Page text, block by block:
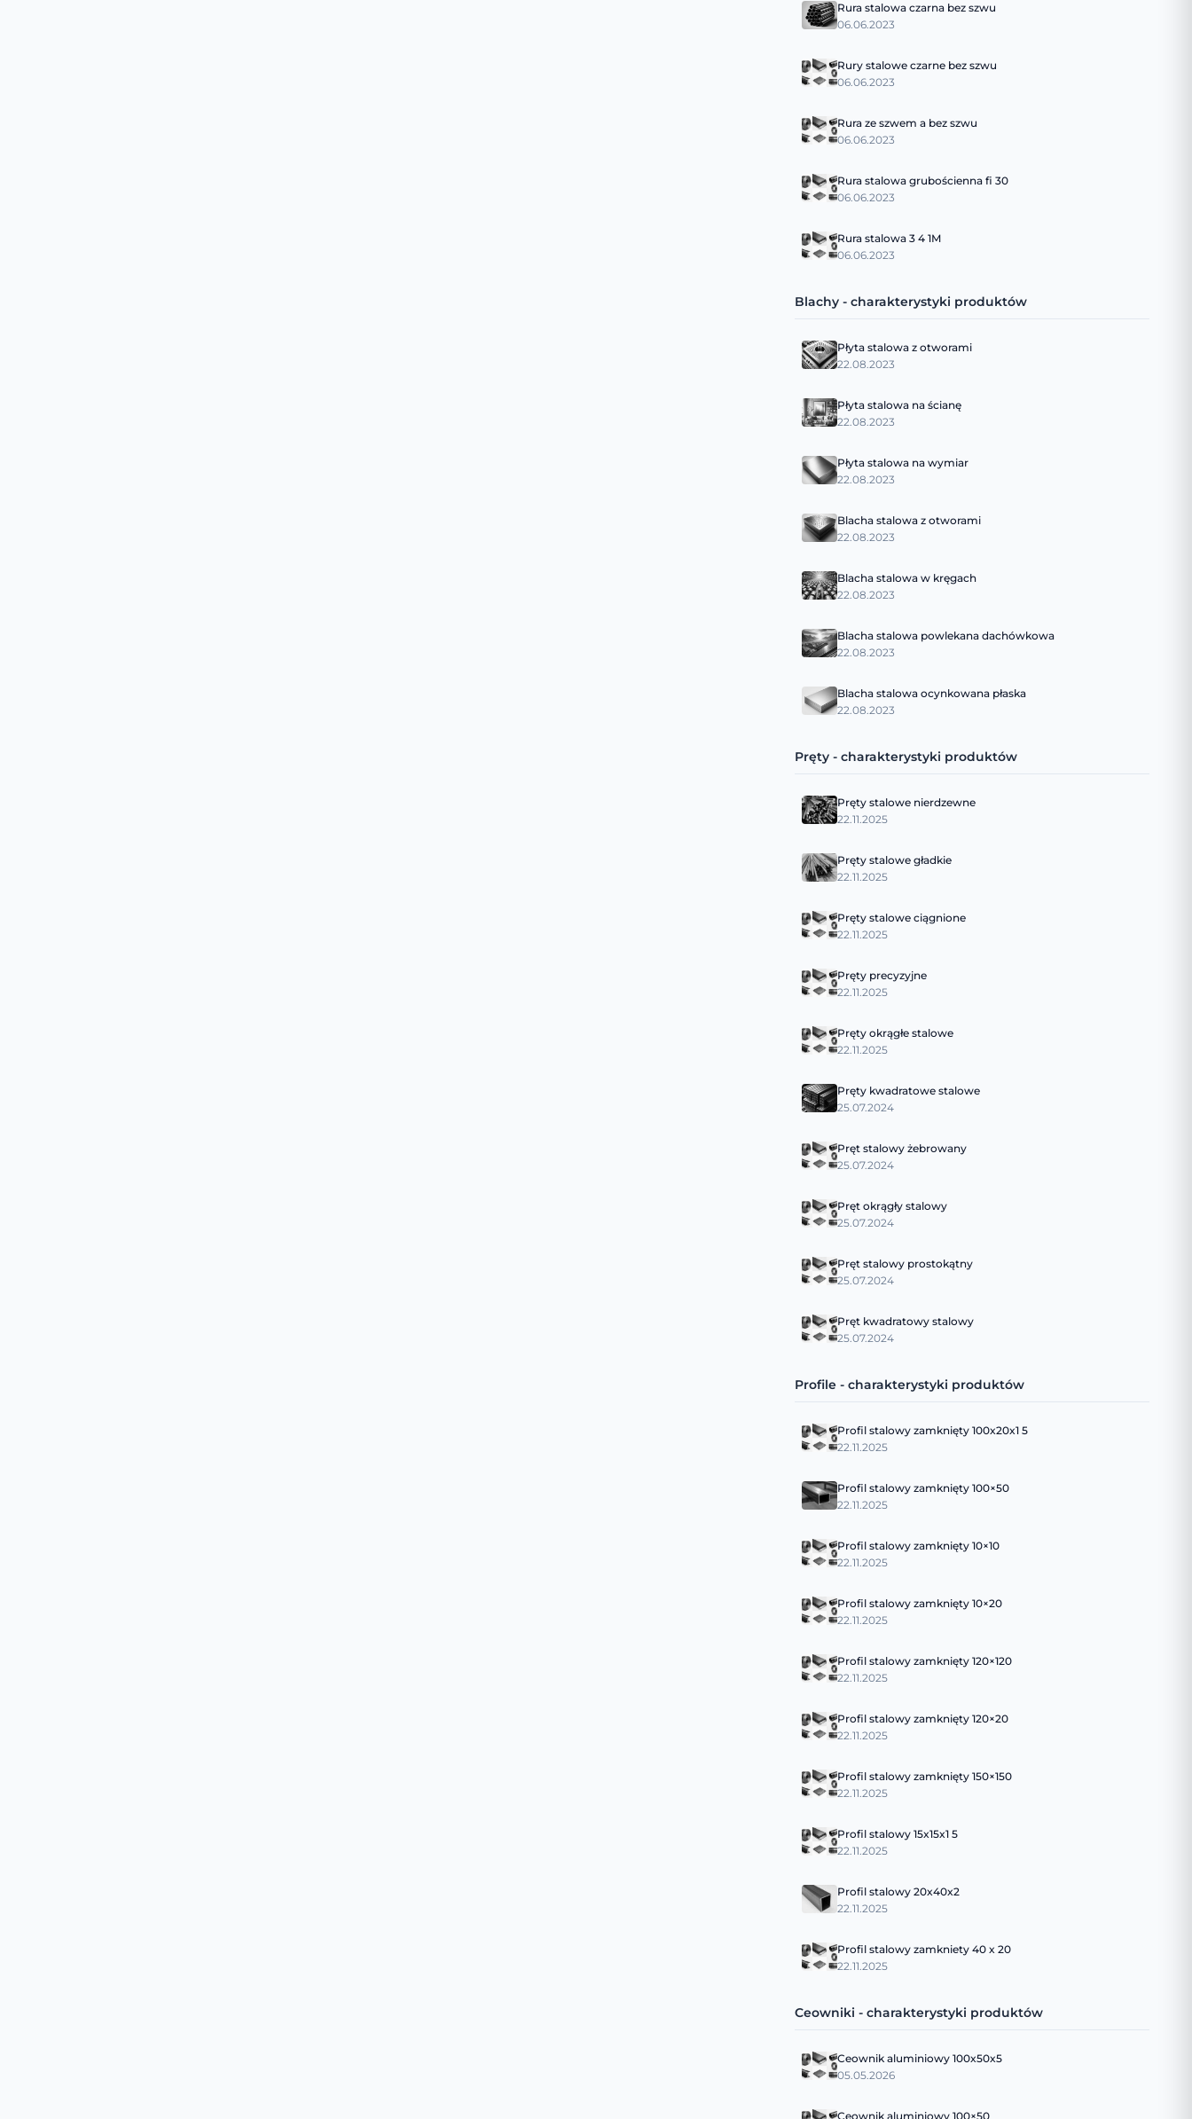
Rura stalowa czarna bez szwu
06.06.2023
Rury stalowe czarne bez szwu
06.06.2023
Rura ze szwem a bez szwu
06.06.2023
Rura stalowa grubościenna fi 30
06.06.2023
Rura stalowa 3 4 1M
06.06.2023
Blachy - charakterystyki produktów
Płyta stalowa z otworami
22.08.2023
Płyta stalowa na ścianę
22.08.2023
Płyta stalowa na wymiar
22.08.2023
Blacha stalowa z otworami
22.08.2023
Blacha stalowa w kręgach
22.08.2023
Blacha stalowa powlekana dachówkowa
22.08.2023
Blacha stalowa ocynkowana płaska
22.08.2023
Pręty - charakterystyki produktów
Pręty stalowe nierdzewne
22.11.2025
Pręty stalowe gładkie
22.11.2025
Pręty stalowe ciągnione
22.11.2025
Pręty precyzyjne
22.11.2025
Pręty okrągłe stalowe
22.11.2025
Pręty kwadratowe stalowe
25.07.2024
Pręt stalowy żebrowany
25.07.2024
Pręt okrągły stalowy
25.07.2024
Pręt stalowy prostokątny
25.07.2024
Pręt kwadratowy stalowy
25.07.2024
Profile - charakterystyki produktów
Profil stalowy zamknięty 100x20x1 5
22.11.2025
Profil stalowy zamknięty 100×50
22.11.2025
Profil stalowy zamknięty 10×10
22.11.2025
Profil stalowy zamknięty 10×20
22.11.2025
Profil stalowy zamknięty 120×120
22.11.2025
Profil stalowy zamknięty 120×20
22.11.2025
Profil stalowy zamknięty 150×150
22.11.2025
Profil stalowy 15x15x1 5
22.11.2025
Profil stalowy 20x40x2
22.11.2025
Profil stalowy zamkniety 40 x 20
22.11.2025
Ceowniki - charakterystyki produktów
Ceownik aluminiowy 100x50x5
05.05.2026
Ceownik aluminiowy 100×50